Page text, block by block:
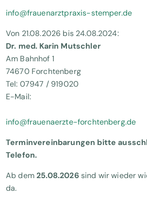
info@frauenarztpraxis-stemper.de
Von 21.08.2026 bis 24.08.2024:
Dr. med. Karin Mutschler
Am Bahnhof 1
74670 Forchtenberg
Tel: 07947 / 919020
E-Mail:
info@frauenaerzte-forchtenberg.de
Terminvereinbarungen bitte
Telefon.
Ab dem25.08.2026sind wir wieder
da.